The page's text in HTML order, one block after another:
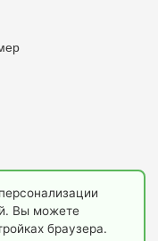
Вы можете
браузера.